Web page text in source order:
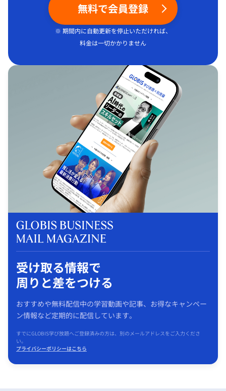
無料で会員登録
※ 期間内に自動更新を停止いただければ、
料金は一切かかりません
受け取る情報で
周りと差をつける
おすすめや無料配信中の学習動画や記事、お得なキャンペー
ン情報など定期的に配信しています。
すでにGLOBIS学び放題へご登録済みの方は、別のメールアドレスをご入力くださ
い。
プライバシーポリシーはこちら